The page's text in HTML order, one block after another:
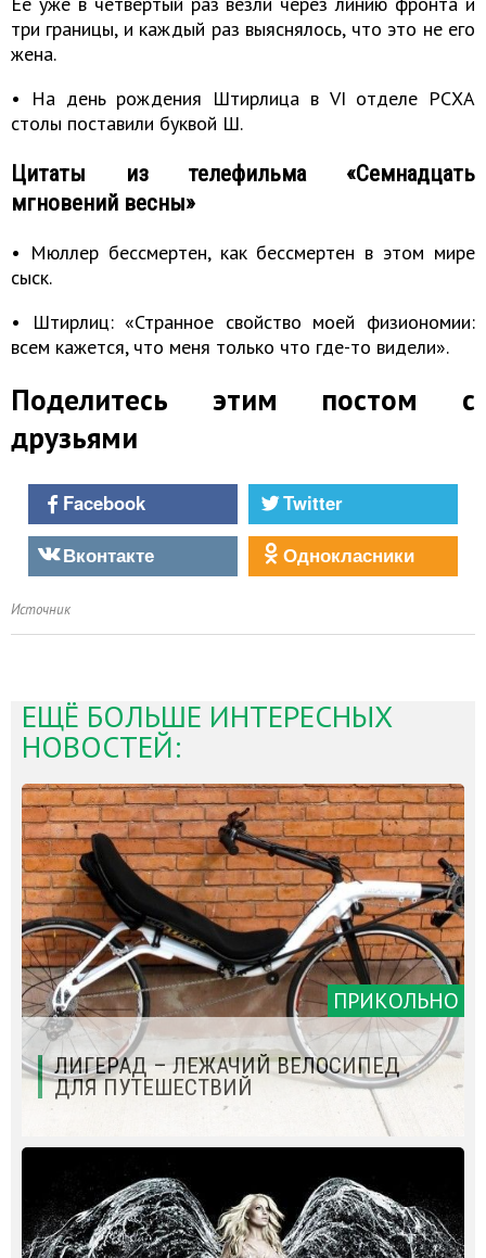
три границы, и каждый раз выяснялось, что это не его
жена.
• На день рождения Штирлица в VI отделе РСХА
столы поставили буквой Ш.
Цитаты из телефильма «Семнадцать
мгновений весны»
• Мюллер бессмертен, как бессмертен в этом мире
сыск.
• Штирлиц: «Странное свойство моей физиономии:
всем кажется, что меня только что где-то видели».
Поделитесь этим постом с
друзьями
Facebook
Twitter
Вконтакте
Однокласники
Источник
ЕЩЁ БОЛЬШЕ ИНТЕРЕСНЫХ
НОВОСТЕЙ:
ПРИКОЛЬНО
ЛИГЕРАД – ЛЕЖАЧИЙ ВЕЛОСИПЕД
ДЛЯ ПУТЕШЕСТВИЙ